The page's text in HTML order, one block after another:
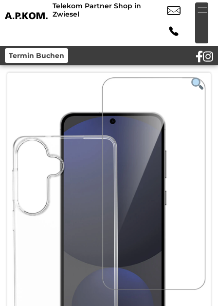
Telekom Partner Shop in
Zwiesel
Termin Buchen